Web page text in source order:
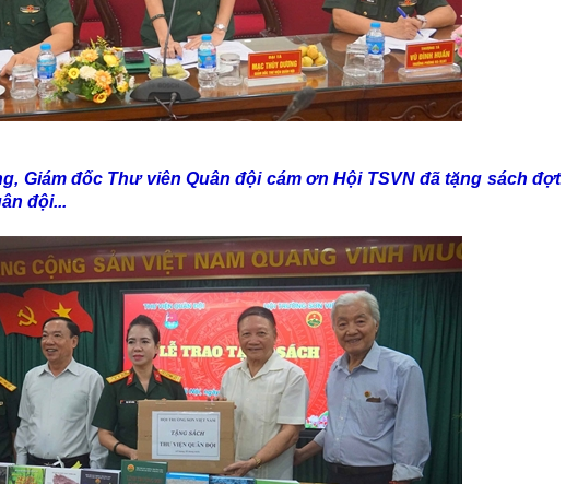
Giám đốc Thư viên Quân đội cám ơn Hội TSVN đã tặng sách đợt
đội...